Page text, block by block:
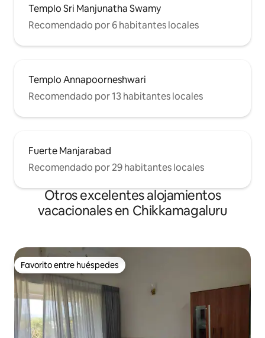
Templo Sri Manjunatha Swamy
Recomendado por 6 habitantes locales
Templo Annapoorneshwari
Recomendado por 13 habitantes locales
Fuerte Manjarabad
Recomendado por 29 habitantes locales
Otros excelentes alojamientos
vacacionales en Chikkamagaluru
Favorito entre huéspedes
Favorito entre huéspedes